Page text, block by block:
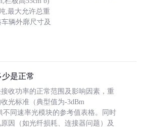
,最大允许总重
辆外廓尺寸及
是正常
收功率的正常范围及影响因素，重
光标准（典型值为-3dBm
不同速率光模块的参考值表格。同时
因（如光纤损耗、连接器问题）及